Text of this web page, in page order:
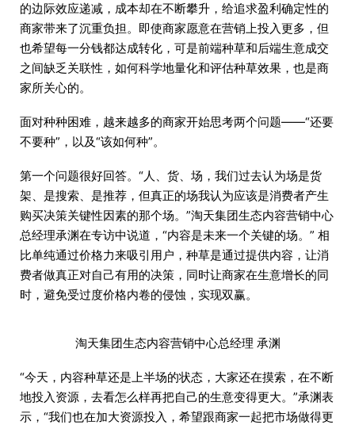
的边际效应递减，成本却在不断攀升，给追求盈利确定性的
商家带来了沉重负担。即使商家愿意在营销上投入更多，但
也希望每一分钱都达成转化，可是前端种草和后端生意成交
之间缺乏关联性，如何科学地量化和评估种草效果，也是商
家所关心的。
面对种种困难，越来越多的商家开始思考两个问题——“还要
不要种”，以及“该如何种”。
第一个问题很好回答。“人、货、场，我们过去认为场是货
架、是搜索、是推荐，但真正的场我认为应该是消费者产生
购买决策关键性因素的那个场。”淘天集团生态内容营销中心
总经理承渊在专访中说道，“内容是未来一个关键的场。” 相
比单纯通过价格力来吸引用户，种草是通过提供内容，让消
费者做真正对自己有用的决策，同时让商家在生意增长的同
时，避免受过度价格内卷的侵蚀，实现双赢。
淘天集团生态内容营销中心总经理 承渊
“今天，内容种草还是上半场的状态，大家还在摸索，在不断
地投入资源，去看怎么样再把自己的生意变得更大。”承渊表
示，“我们也在加大资源投入，希望跟商家一起把市场做得更